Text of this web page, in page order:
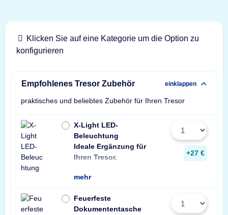
Klicken Sie auf eine Kategorie um die Option zu
konfigurieren
Empfohlenes Tresor Zubehör einklappen
praktisches und beliebtes Zubehör für Ihren Tresor
X-Light LED-
Beleuchtung
Ideale Ergänzung für
Ihren Tresor.
Wir empfehlen
Leuchte pro
ein Stück
mehr
+27 €
Feuerfeste
Dokumententasche